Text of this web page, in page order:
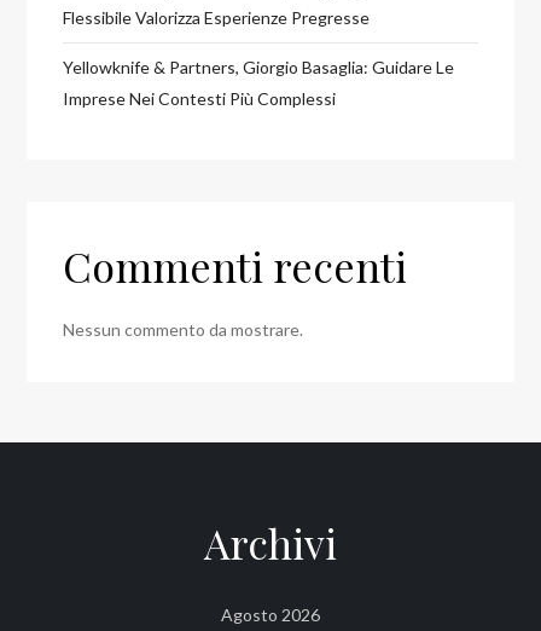
Flessibile Valorizza Esperienze Pregresse
Yellowknife & Partners, Giorgio Basaglia: Guidare Le
Imprese Nei Contesti Più Complessi
Commenti recenti
Nessun commento da mostrare.
Archivi
Agosto 2026